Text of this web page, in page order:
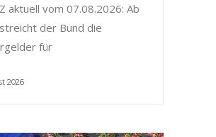
aktuell vom 07.08.2026: Ab
der Bund die
für
2026